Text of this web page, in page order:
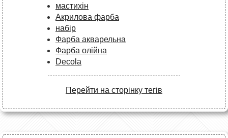
мастихін
Акрилова фарба
набір
Фарба акварельна
Фарба олійна
Decola
Перейти на сторінку тегів